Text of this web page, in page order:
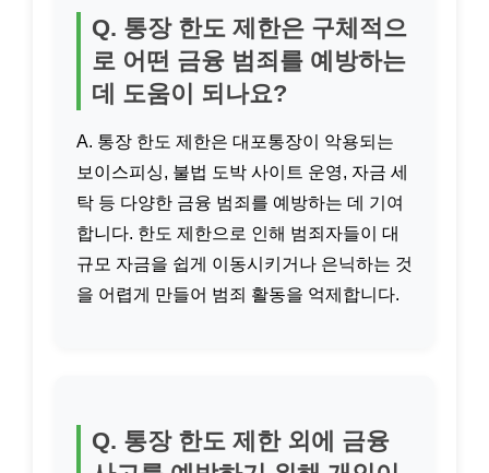
Q. 통장 한도 제한은 구체적으
로 어떤 금융 범죄를 예방하는
데 도움이 되나요?
A. 통장 한도 제한은 대포통장이 악용되는
보이스피싱, 불법 도박 사이트 운영, 자금 세
탁 등 다양한 금융 범죄를 예방하는 데 기여
합니다. 한도 제한으로 인해 범죄자들이 대
규모 자금을 쉽게 이동시키거나 은닉하는 것
을 어렵게 만들어 범죄 활동을 억제합니다.
Q. 통장 한도 제한 외에 금융